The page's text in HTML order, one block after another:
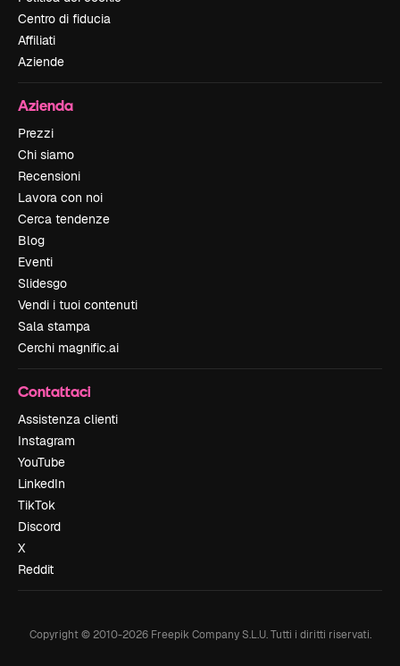
Centro di fiducia
Affiliati
Aziende
Azienda
Prezzi
Chi siamo
Recensioni
Lavora con noi
Cerca tendenze
Blog
Eventi
Slidesgo
Vendi i tuoi contenuti
Sala stampa
Cerchi magnific.ai
Contattaci
Assistenza clienti
Instagram
YouTube
LinkedIn
TikTok
Discord
X
Reddit
Copyright © 2010-2026Freepik Company S.L.U. Tutti i diritti riservati.